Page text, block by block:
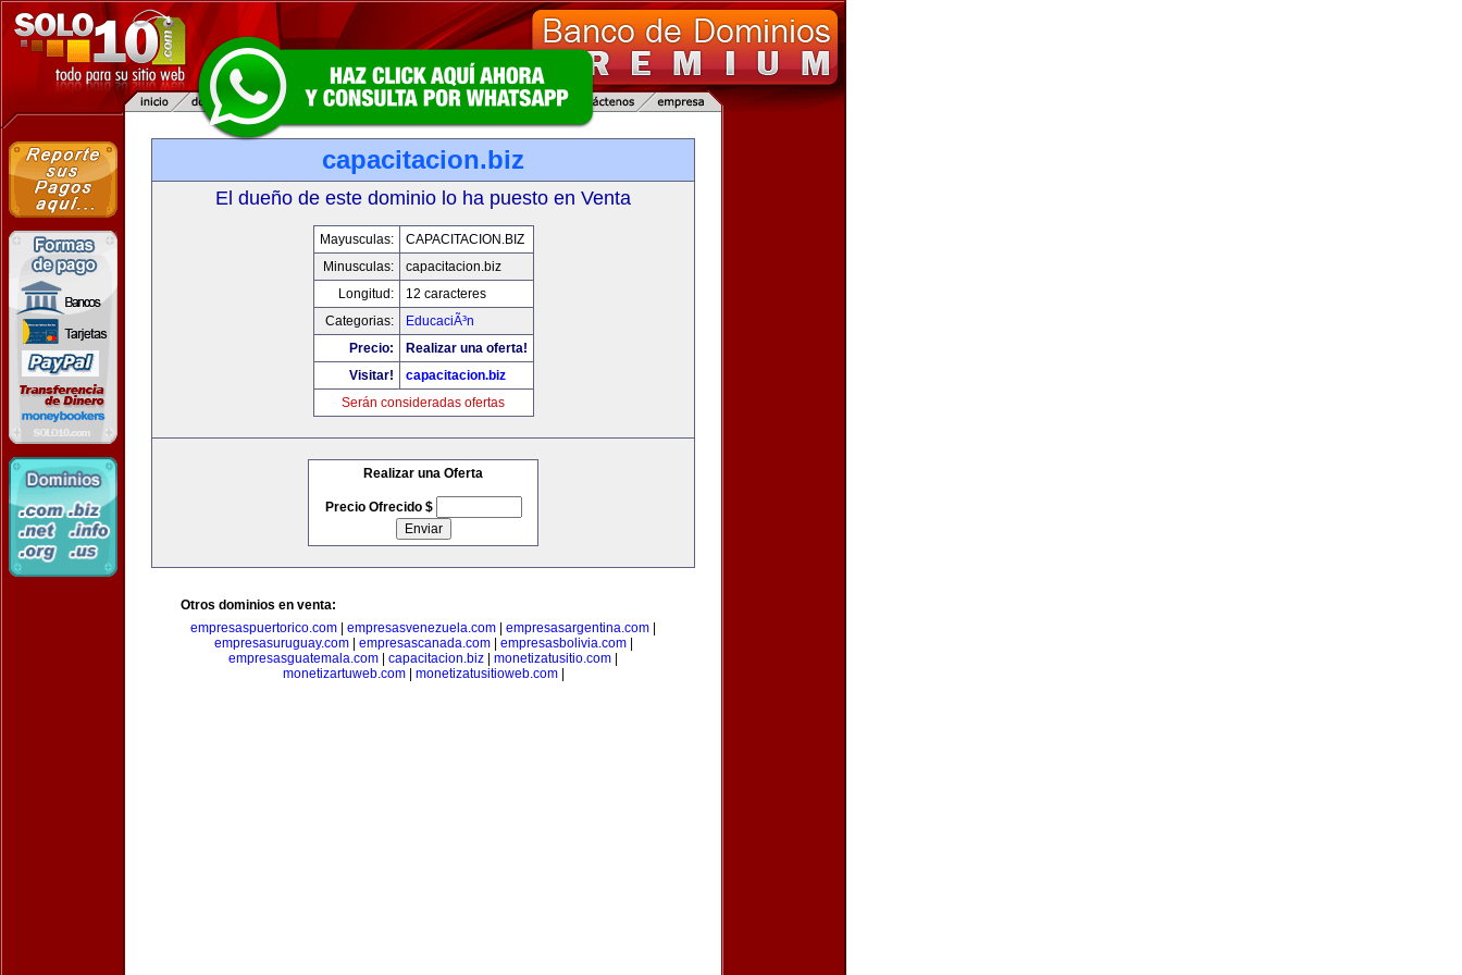
capacitacion.biz
El dueño de este dominio lo ha puesto en Venta
Mayusculas:
CAPACITACION.BIZ
Minusculas:
capacitacion.biz
Longitud:
12 caracteres
Categorias:
EducaciÃ³n
Precio:
Realizar una oferta!
Visitar!
capacitacion.biz
Serán consideradas ofertas
Realizar una Oferta
Precio Ofrecido $
Otros dominios en venta:
empresaspuertorico.com
empresasvenezuela.com empresasargentina.com
empresasuruguay.com| empresascanada.com| empresasbolivia.com|
empresasguatemala.com
capacitacion.biz monetizatusitio.com
monetizartuweb.com| monetizatusitioweb.com|